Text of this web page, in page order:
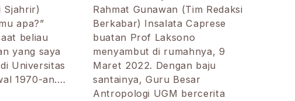
Sjahrir)
apa?”
beliau
yang saya
Universitas
1970-an.…
Rahmat Gunawan (Tim Redaksi
Berkabar) Insalata Caprese
buatan Prof Laksono
menyambut di rumahnya, 9
Maret 2022. Dengan baju
santainya, Guru Besar
Antropologi UGM bercerita